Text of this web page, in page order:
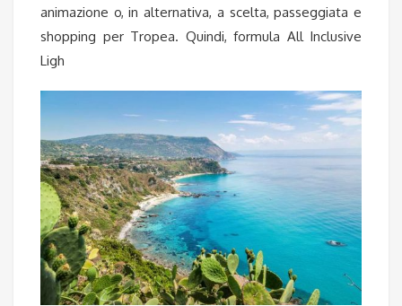
animazione o, in alternativa, a scelta, passeggiata e
shopping per Tropea. Quindi, formula All Inclusive
Ligh